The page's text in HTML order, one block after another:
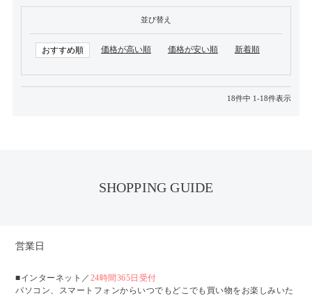
並び替え
おすすめ順 価格が高い順 価格が安い順 新着順
18件中 1-18件表示
SHOPPING GUIDE
営業日
■インターネット／ 24時間365日受付
パソコン、スマートフォンからいつでもどこでも買い物をお楽しみいた